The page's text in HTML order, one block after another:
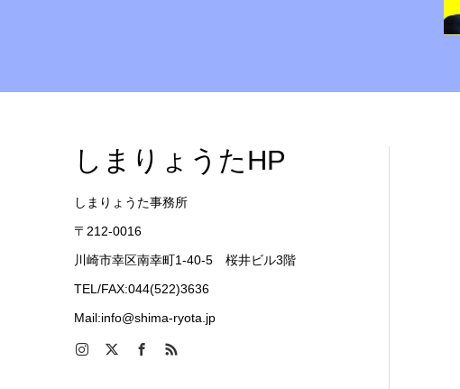
しまりょうたHP
しまりょうた事務所
〒212-0016
川崎市幸区南幸町1-40-5 桜井ビル3階
TEL/FAX:044(522)3636
Mail:info@shima-ryota.jp